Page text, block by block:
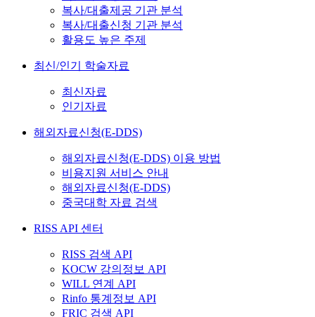
복사/대출제공 기관 분석
복사/대출신청 기관 분석
활용도 높은 주제
최신/인기 학술자료
최신자료
인기자료
해외자료신청(E-DDS)
해외자료신청(E-DDS) 이용 방법
비용지원 서비스 안내
해외자료신청(E-DDS)
중국대학 자료 검색
RISS API 센터
RISS 검색 API
KOCW 강의정보 API
WILL 연계 API
Rinfo 통계정보 API
FRIC 검색 API